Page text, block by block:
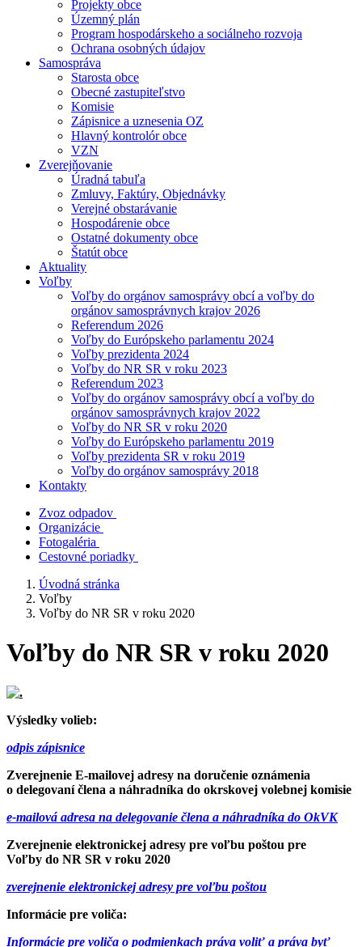
Projekty obce
Územný plán
Program hospodárskeho a sociálneho rozvoja
Ochrana osobných údajov
Samospráva
Starosta obce
Obecné zastupiteľstvo
Komisie
Zápisnice a uznesenia OZ
Hlavný kontrolór obce
VZN
Zverejňovanie
Úradná tabuľa
Zmluvy, Faktúry, Objednávky
Verejné obstarávanie
Hospodárenie obce
Ostatné dokumenty obce
Štatút obce
Aktuality
Voľby
Voľby do orgánov samosprávy obcí a voľby do
orgánov samosprávnych krajov 2026
Referendum 2026
Voľby do Európskeho parlamentu 2024
Voľby prezidenta 2024
Voľby do NR SR v roku 2023
Referendum 2023
Voľby do orgánov samosprávy obcí a voľby do
orgánov samosprávnych krajov 2022
Voľby do NR SR v roku 2020
Voľby do Európskeho parlamentu 2019
Voľby prezidenta SR v roku 2019
Voľby do orgánov samosprávy 2018
Kontakty
Zvoz odpadov
Organizácie
Fotogaléria
Cestovné poriadky
Úvodná stránka
Voľby
Voľby do NR SR v roku 2020
Voľby do NR SR v roku 2020
Výsledky volieb:
odpis zápisnice
Zverejnenie E-mailovej adresy na doručenie oznámenia
o delegovaní člena a náhradníka do okrskovej volebnej komisie
e-mailová adresa na delegovanie člena a náhradníka do OkVK
Zverejnenie elektronickej adresy pre voľbu poštou pre
Voľby do NR SR v roku 2020
zverejnenie elektronickej adresy pre voľbu poštou
Informácie pre voliča:
Informácie pre voliča o podmienkach práva voliť a práva byť